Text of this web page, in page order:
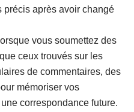
précis après avoir changé
vous soumettez des
ceux trouvés sur les
de commentaires, des
mémoriser vos
correspondance future.